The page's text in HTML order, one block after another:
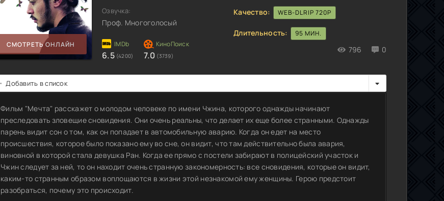
СМОТРЕТЬ ОНЛАЙН
Озвучка:
Проф. Многоголосый
6.5 (4200) 7.0 (3739)
796 0
Качество:
WEB-DLRIP 720P
Длительность: 95 МИН.
Добавить в список
Фильм "Мечта" расскажет о молодом человеке по имени Чжина, которого однажды начинают
преследовать зловещие сновидения. Они очень реальны, что делает их еще более странными. Однажды
парень видит сон о том, как он попадает в автомобильную аварию. Когда он едет на место
происшествия, которое было показано ему во сне, он видит, что там действительно была авария,
виновной в которой стала девушка Ран. Когда ее прямо с постели забирают в полицейский участок и
Чжин следует за ней, то он находит очень странную закономерность: все сновидения, которые он видит,
каким-то странным образом воплощаются в жизни этой незнакомой ему женщины. Герою предстоит
разобраться, почему это происходит.